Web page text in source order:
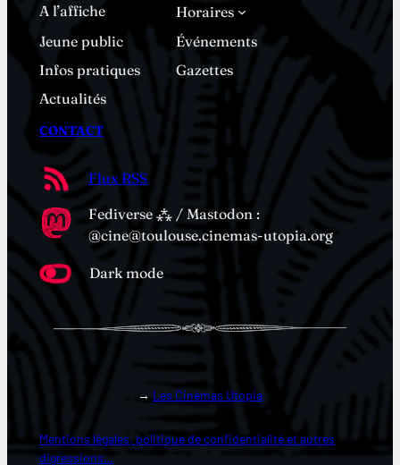
A l’affiche
Horaires
Jeune public
Événements
Infos pratiques
Gazettes
Actualités
CONTACT
Flux RSS
Fediverse ⁂ / Mastodon :
@cine@toulouse.cinemas-utopia.org
Dark mode
→ Les Cinémas Utopia
Mentions légales, politique de confidentialité et autres
digressions…